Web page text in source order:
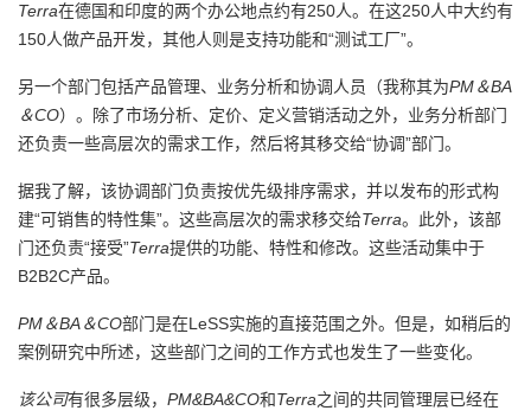
Terra在德国和印度的两个办公地点约有250人。在这250人中大约有
150人做产品开发，其他人则是支持功能和“测试工厂”。
另一个部门包括产品管理、业务分析和协调人员（我称其为PM＆BA
＆CO）。除了市场分析、定价、定义营销活动之外，业务分析部门
还负责一些高层次的需求工作，然后将其移交给“协调”部门。
据我了解，该协调部门负责按优先级排序需求，并以发布的形式构
建“可销售的特性集”。这些高层次的需求移交给Terra。此外，该部
门还负责“接受”Terra提供的功能、特性和修改。这些活动集中于
B2B2C产品。
PM＆BA＆CO部门是在LeSS实施的直接范围之外。但是，如稍后的
案例研究中所述，这些部门之间的工作方式也发生了一些变化。
该公司有很多层级， PM&BA&CO和Terra之间的共同管理层已经在